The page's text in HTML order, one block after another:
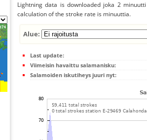
Lightning data is downloaded joka 2
calculation of the stroke rate is minuuttia.
Alue:
Last update:
Viimeisin havaittu salamanisku:
Salamoiden iskutiheys juuri nyt: